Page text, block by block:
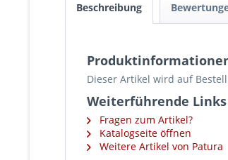
Beschreibung
Dieser Artikel wird auf
Weiterführende Links
Fragen zum Artikel?
Katalogseite öffnen
Weitere Artikel von Patura